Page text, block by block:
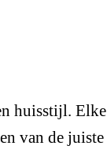
huisstijl.
van de juiste